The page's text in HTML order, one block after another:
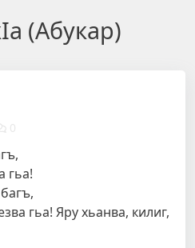
(Абукар)
0
гьа!
гьа! Яру хьанва, килиг,